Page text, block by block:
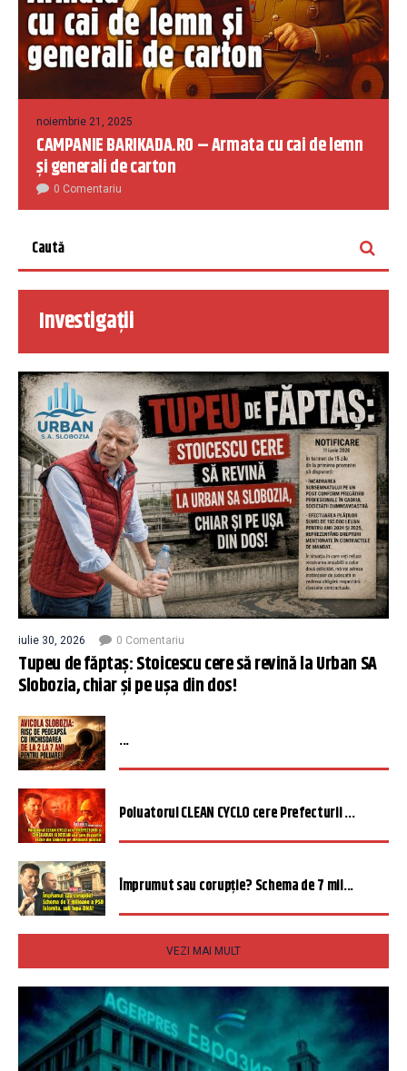
noiembrie 21, 2025
CAMPANIE BARIKADA.RO – Armata cu cai de lemn
și generali de carton
0 Comentariu
Investigații
iulie 30, 2026 0 Comentariu
Tupeu de făptaș: Stoicescu cere să revină la Urban SA
Slobozia, chiar și pe ușa din dos!
...
Poluatorul CLEAN CYCLO cere Prefecturii ...
Împrumut sau corupție? Schema de 7 mil...
VEZI MAI MULT